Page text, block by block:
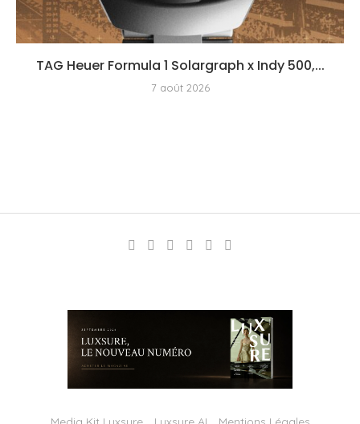
TAG Heuer Formula 1 Solargraph x Indy 500,...
7 août 2026